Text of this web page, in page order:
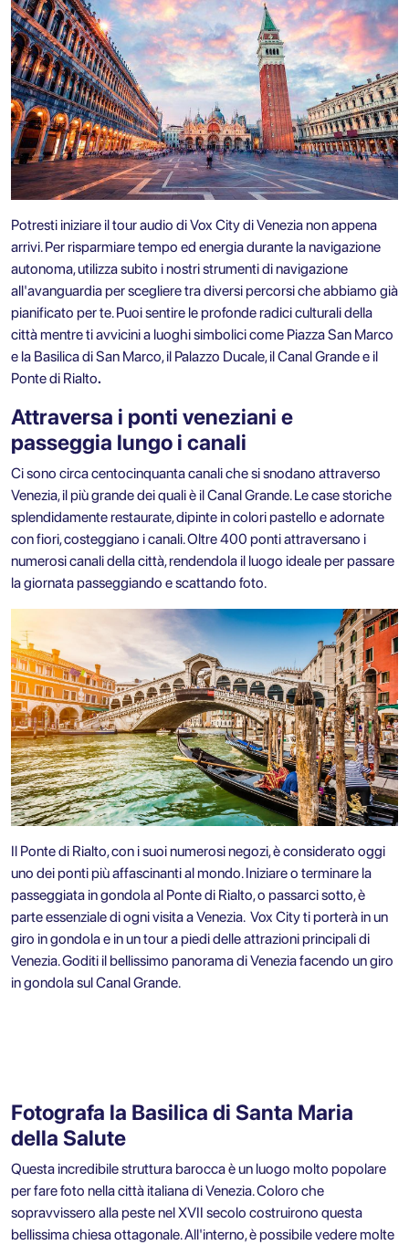
Potresti iniziare iltour audio di Vox City di Venezianon appena
arrivi. Per risparmiare tempo ed energia durante la navigazione
autonoma, utilizza subito i nostri strumenti di navigazione
all'avanguardia per scegliere tra diversi percorsi che abbiamo già
pianificato per te. Puoi sentire le profonde radici culturali della
città mentre ti avvicini a luoghi simbolici come Piazza San Marco
e la Basilica di San Marco, il Palazzo Ducale, il Canal Grande e il
Ponte di Rialto.
Attraversa i ponti veneziani e
passeggia lungo i canali
Ci sono circa centocinquanta canali che si snodano attraverso
Venezia, il più grande dei quali è il Canal Grande. Le case storiche
splendidamente restaurate, dipinte in colori pastello e adornate
con fiori, costeggiano i canali. Oltre 400 ponti attraversano i
numerosi canali della città, rendendola il luogo ideale per passare
la giornata passeggiando e scattando foto.
Il Ponte di Rialto, con i suoi numerosi negozi, è considerato oggi
uno dei ponti più affascinanti al mondo. Iniziare o terminare la
passeggiata in gondola al Ponte di Rialto, o passarci sotto, è
parte essenziale di ogni visita a Venezia. Vox City ti porterà in un
giro in gondolae in un tour a piedi delle attrazioni principali di
Venezia. Goditi il bellissimo panorama di Venezia facendo un giro
in gondola sul Canal Grande.
Fotografa la Basilica di Santa Maria
della Salute
Questa incredibile struttura barocca è un luogo molto popolare
per fare foto nella città italiana di Venezia. Coloro che
sopravvissero alla peste nel XVII secolo costruirono questa
bellissima chiesa ottagonale. All'interno, è possibile vedere molte